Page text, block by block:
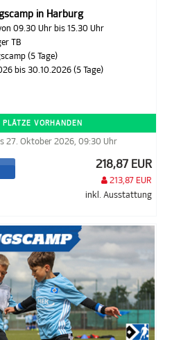
in Harburg
09.30 Uhr bis 15.30 Uhr
TB
(5 Tage)
bis 30.10.2026 (5 Tage)
PLÄTZE VORHANDEN
27. Oktober 2026, 09:30 Uhr
218,87 EUR
213,87 EUR
inkl. Ausstattung